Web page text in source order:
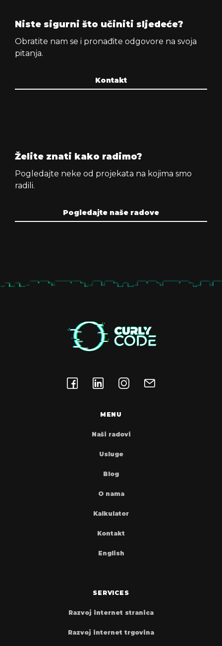
Niste sigurni što učiniti sljedeće?
Obratite nam se i pronađite odgovore na svoja
pitanja.
Kontakt
Želite znati kako radimo?
Pogledajte neke od projekata na kojima smo
radili.
Pogledajte naše radove
MENU
Naši radovi
Usluge
Blog
O nama
Kalkulator
Kontakt
English
SERVICES
Razvoj internet stranica
Razvoj internet trgovina